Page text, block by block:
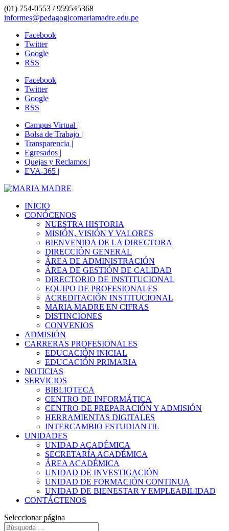
(01) 754-0553 / 959545368
informes@pedagogicomariamadre.edu.pe
Facebook
Twitter
Google
RSS
Facebook
Twitter
Google
RSS
Campus Virtual |
Bolsa de Trabajo |
Transparencia |
Egresados |
Quejas y Reclamos |
EVA-365 |
INICIO
CONÓCENOS
NUESTRA HISTORIA
MISIÓN, VISIÓN Y VALORES
BIENVENIDA DE LA DIRECTORA
DIRECCIÓN GENERAL
ÁREA DE ADMINISTRACIÓN
ÁREA DE GESTIÓN DE CALIDAD
DIRECTORIO DE INSTITUCIONAL
EQUIPO DE PROFESIONALES
ACREDITACIÓN INSTITUCIONAL
MARIA MADRE EN CIFRAS
DISTINCIONES
CONVENIOS
ADMISIÓN
CARRERAS PROFESIONALES
EDUCACIÓN INICIAL
EDUCACIÓN PRIMARIA
NOTICIAS
SERVICIOS
BIBLIOTECA
CENTRO DE INFORMÁTICA
CENTRO DE PREPARACIÓN Y ADMISIÓN
HERRAMIENTAS DIGITALES
INTERCAMBIO ESTUDIANTIL
UNIDADES
UNIDAD ACADÉMICA
SECRETARÍA ACADÉMICA
ÁREA ACADÉMICA
UNIDAD DE INVESTIGACIÓN
UNIDAD DE FORMACIÓN CONTINUA
UNIDAD DE BIENESTAR Y EMPLEABILIDAD
CONTÁCTENOS
Seleccionar página